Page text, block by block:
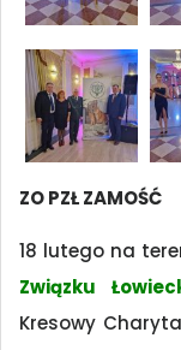
ZO PZŁ ZAMOŚĆ
18 lutego na
Związku
Kresowy